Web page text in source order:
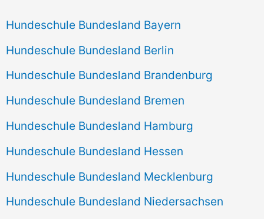
Hundeschule Bundesland Bayern
Hundeschule Bundesland Berlin
Hundeschule Bundesland Brandenburg
Hundeschule Bundesland Bremen
Hundeschule Bundesland Hamburg
Hundeschule Bundesland Hessen
Hundeschule Bundesland Mecklenburg
Hundeschule Bundesland Niedersachsen